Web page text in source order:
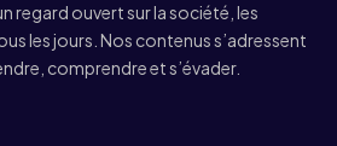
regard ouvert sur la société, les
les jours. Nos contenus s’adressent
comprendre et s’évader.